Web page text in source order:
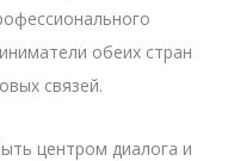
обеих стран
связей.
центром диалога и